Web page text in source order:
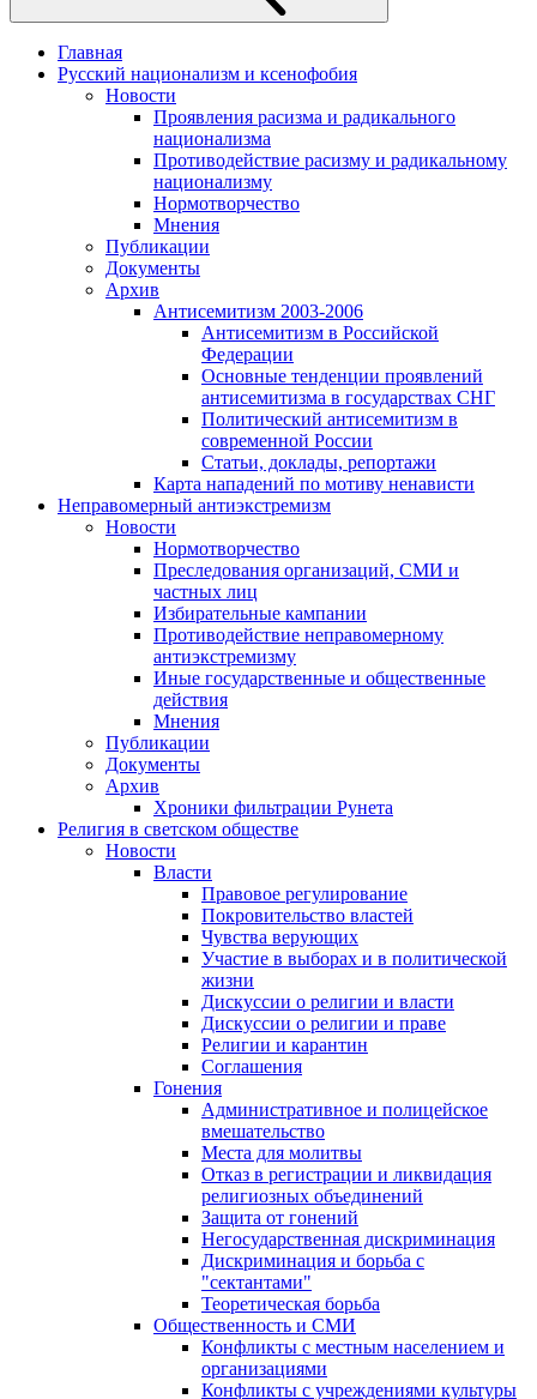
Главная
Русский национализм и ксенофобия
Новости
Проявления расизма и радикального
национализма
Противодействие расизму и радикальному
национализму
Нормотворчество
Мнения
Публикации
Документы
Архив
Антисемитизм 2003-2006
Антисемитизм в Российской
Федерации
Основные тенденции проявлений
антисемитизма в государствах СНГ
Политический антисемитизм в
современной России
Статьи, доклады, репортажи
Карта нападений по мотиву ненависти
Неправомерный антиэкстремизм
Новости
Нормотворчество
Преследования организаций, СМИ и
частных лиц
Избирательные кампании
Противодействие неправомерному
антиэкстремизму
Иные государственные и общественные
действия
Мнения
Публикации
Документы
Архив
Хроники фильтрации Рунета
Религия в светском обществе
Новости
Власти
Правовое регулирование
Покровительство властей
Чувства верующих
Участие в выборах и в политической
жизни
Дискуссии о религии и власти
Дискуссии о религии и праве
Религии и карантин
Соглашения
Гонения
Административное и полицейское
вмешательство
Места для молитвы
Отказ в регистрации и ликвидация
религиозных объединений
Защита от гонений
Негосударственная дискриминация
Дискриминация и борьба с
"сектантами"
Теоретическая борьба
Общественность и СМИ
Конфликты с местным населением и
организациями
Конфликты с учреждениями культуры